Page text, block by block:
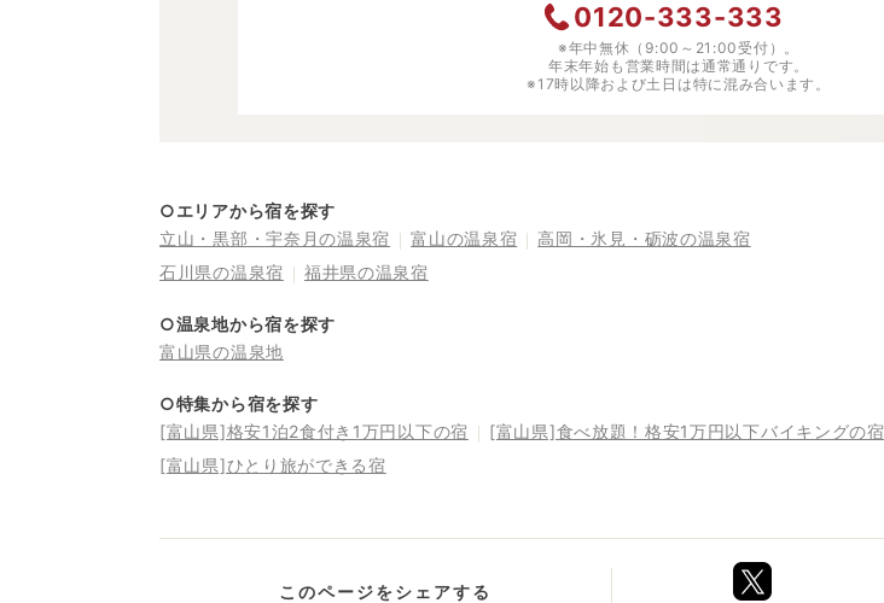
0120-333-333
※年中無休（9:00～21:00受付）。
年末年始も営業時間は通常通りです。
※17時以降および土日は特に混み合います。
○エリアから宿を探す
立山・黒部・宇奈月の温泉宿
富山の温泉宿
高岡・氷見・砺波の温泉宿
石川県の温泉宿
福井県の温泉宿
○温泉地から宿を探す
富山県の温泉地
○特集から宿を探す
[富山県]格安1泊2食付き1万円以下の宿
[富山県]食べ放題！格安1万円以下バイキングの宿
[富山県]ひとり旅ができる宿
このページをシェアする